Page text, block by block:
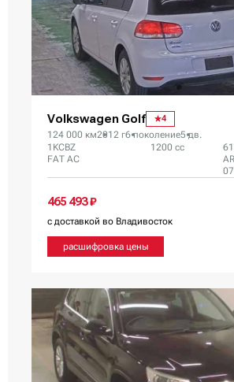
Volkswagen Golf 4
124 000 км2012 г6 поколение5 дв.
1KCBZ
FAT AC
1200 сс
465 493 ₽
с доставкой во Владивосток
расшифровка цены